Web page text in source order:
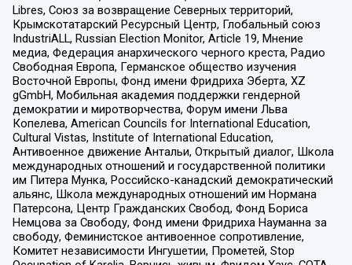
Libres, Союз за возвращение Северных территорий,
Крымскотатарский Ресурсный Центр, Глобальный союз
IndustriALL, Russian Election Monitor, Article 19, Мнение
медиа, Федерация анархического черного креста, Радио
Свободная Европа, Германское общество изучения
Восточной Европы, Фонд имени Фридриха Эберта, XZ
gGmbH, Мобильная академия поддержки гендерной
демократии и миротворчества, Форум имени Льва
Копелева, American Councils for International Education,
Cultural Vistas, Institute of International Education,
Антивоенное движение Антальи, Открытый диалог, Школа
международных отношений и государственной политики
им Питера Мунка, Российско-канадский демократический
альянс, Школа международных отношений им Нормана
Патерсона, Центр Гражданских Свобод, Фонд Бориса
Немцова за Свободу, Фонд имени Фридриха Науманна за
свободу, Феминистское антивоенное сопротивление,
Комитет независимости Ингушетии, Прометей, Stop